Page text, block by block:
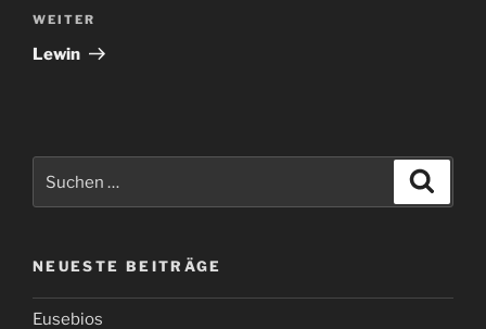
Nächster
Beitrag
WEITER
Lewin
nach:
NEUESTE BEITRÄGE
Eusebios